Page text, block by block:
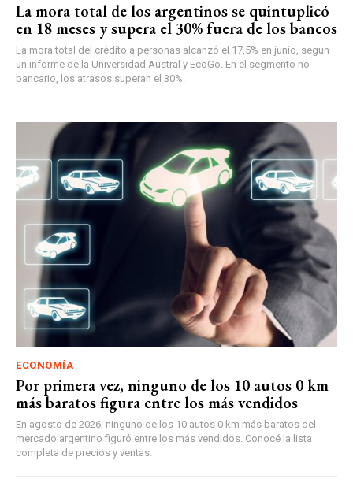
La mora total de los argentinos se quintuplicó
en 18 meses y supera el 30% fuera de los bancos
La mora total del crédito a personas alcanzó el 17,5% en junio, según
un informe de la Universidad Austral y EcoGo. En el segmento no
bancario, los atrasos superan el 30%.
ECONOMÍA
Por primera vez, ninguno de los 10 autos 0 km
más baratos figura entre los más vendidos
En agosto de 2026, ninguno de los 10 autos 0 km más baratos del
mercado argentino figuró entre los más vendidos. Conocé la lista
completa de precios y ventas.